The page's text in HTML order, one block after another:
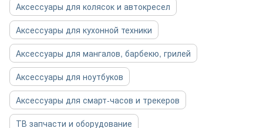
Аксессуары для колясок и автокресел
Аксессуары для кухонной техники
Аксессуары для мангалов, барбекю, грилей
Аксессуары для ноутбуков
Аксессуары для смарт-часов и трекеров
ТВ запчасти и оборудование